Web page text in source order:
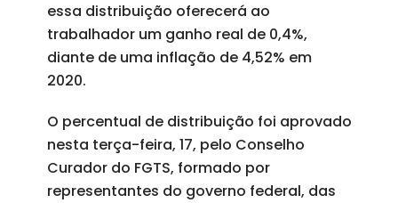
essa distribuição oferecerá ao
trabalhador um ganho real de 0,4%,
diante de uma inflação de 4,52% em
2020.
O percentual de distribuição foi aprovado
nesta terça-feira, 17, pelo Conselho
Curador do FGTS, formado por
representantes do governo federal, das